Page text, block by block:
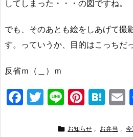
してしまった・・・の図ですね。
でも、そのあとも絵をしあげて撮
す。っていうか、目的はこっちだ
反省ｍ（＿）ｍ
F
T
itt
Li
e
Pi
er
H
e
 お知らせ , お弁当 ,